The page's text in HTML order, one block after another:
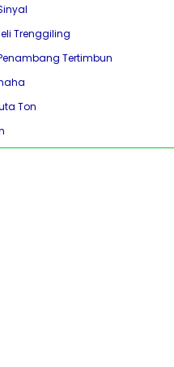
Trenggiling
Tertimbun
Ton